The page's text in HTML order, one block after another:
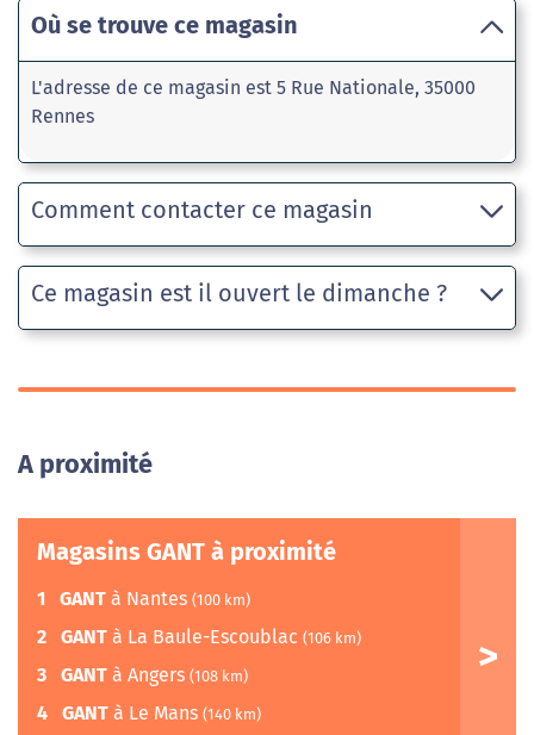
Où se trouve ce magasin
L'adresse de ce magasin est 5 Rue Nationale, 35000
Rennes
Comment contacter ce magasin
Ce magasin est il ouvert le dimanche ?
A proximité
Magasins GANT à proximité
1 GANT à Nantes (100 km)
2 GANT à La Baule-Escoublac (106 km)
3 GANT à Angers (108 km)
4 GANT à Le Mans (140 km)